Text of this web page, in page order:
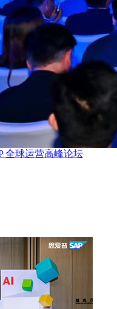
全球运营高峰论坛